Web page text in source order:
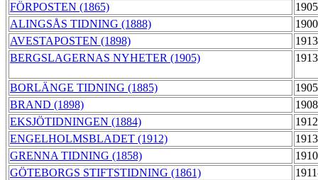
FÖRPOSTEN (1865)
ALINGSÅS TIDNING (1888)
AVESTAPOSTEN (1898)
BERGSLAGERNAS NYHETER (1905)
BORLÄNGE TIDNING (1885)
BRAND (1898)
EKSJÖTIDNINGEN (1884)
ENGELHOLMSBLADET (1912)
GRENNA TIDNING (1858)
GÖTEBORGS STIFTSTIDNING (1861)